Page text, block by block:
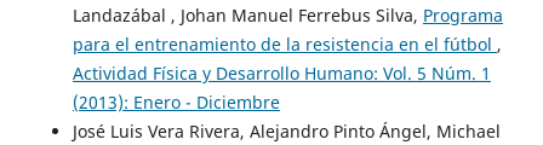
Landazábal , Johan Manuel Ferrebus Silva, Programa
para el entrenamiento de la resistencia en el fútbol ,
Actividad Física y Desarrollo Humano: Vol. 5 Núm. 1
(2013): Enero - Diciembre
José Luis Vera Rivera, Alejandro Pinto Ángel, Michael